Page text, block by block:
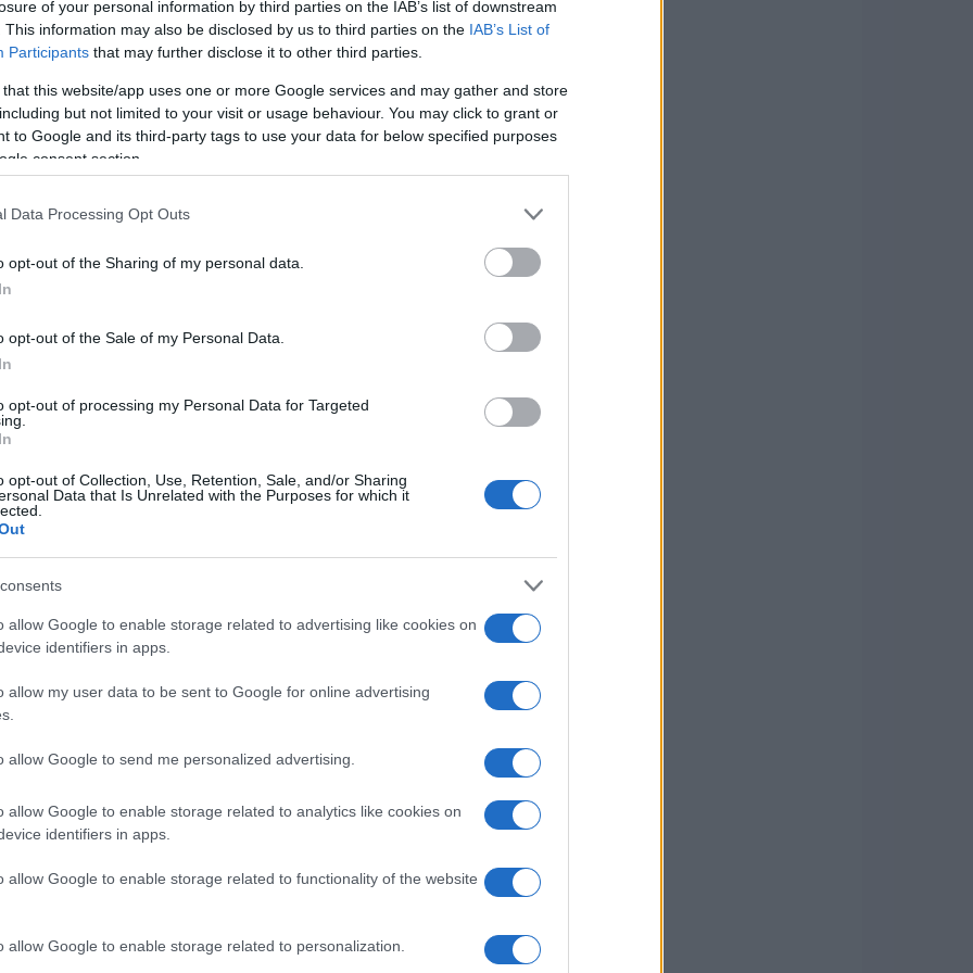
of your personal information by third parties on the IAB’s list of downstream
This information may also be disclosed by us to third parties on the IAB’s List of
Participants that may further disclose it to other third parties.
that this website/app uses one or more Google services and may gather and store
but not limited to your visit or usage behaviour. You may click to grant or
to Google and its third-party tags to use your data for below specified purposes
consent section.
Data Processing Opt Outs
opt-out of the Sharing of my personal data.
opt-out of the Sale of my Personal Data.
opt-out of processing my Personal Data for Targeted
opt-out of Collection, Use, Retention, Sale, and/or Sharing
Data that Is Unrelated with the Purposes for which it
allow Google to enable storage related to advertising like cookies on
identifiers in apps.
allow my user data to be sent to Google for online advertising
allow Google to send me personalized advertising.
allow Google to enable storage related to analytics like cookies on
identifiers in apps.
allow Google to enable storage related to functionality of the website
allow Google to enable storage related to personalization.
A questo punto, i dati di crescita raccontano una
di concentrazione, e il Newcastle ha saputo cogliere
create: il Liverpool ha registrato 12 tiri, di cui
con 5 in porta. Questo ci fa riflettere su come il
dominio iniziale. La gestione del vantaggio e la
sono state messe a dura prova. Come si dice, non
gestire il risultato, e qui il Liverpool ha avuto delle
emergente
Rio Ngumoha, che ha siglato un gol straordinario
la vittoria al Liverpool. Il suo allenatore ha elogiato
fare la differenza la fiducia di un sedicenne in una
un prodotto nel mondo tech sa che il talento
di sviluppo per sostenere questi giovani atleti.